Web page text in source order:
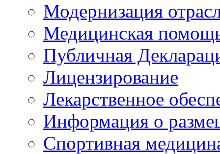
Модернизация
Медицинская
Публичная
Лицензирование
Лекарственное
Информация о
Спортивная